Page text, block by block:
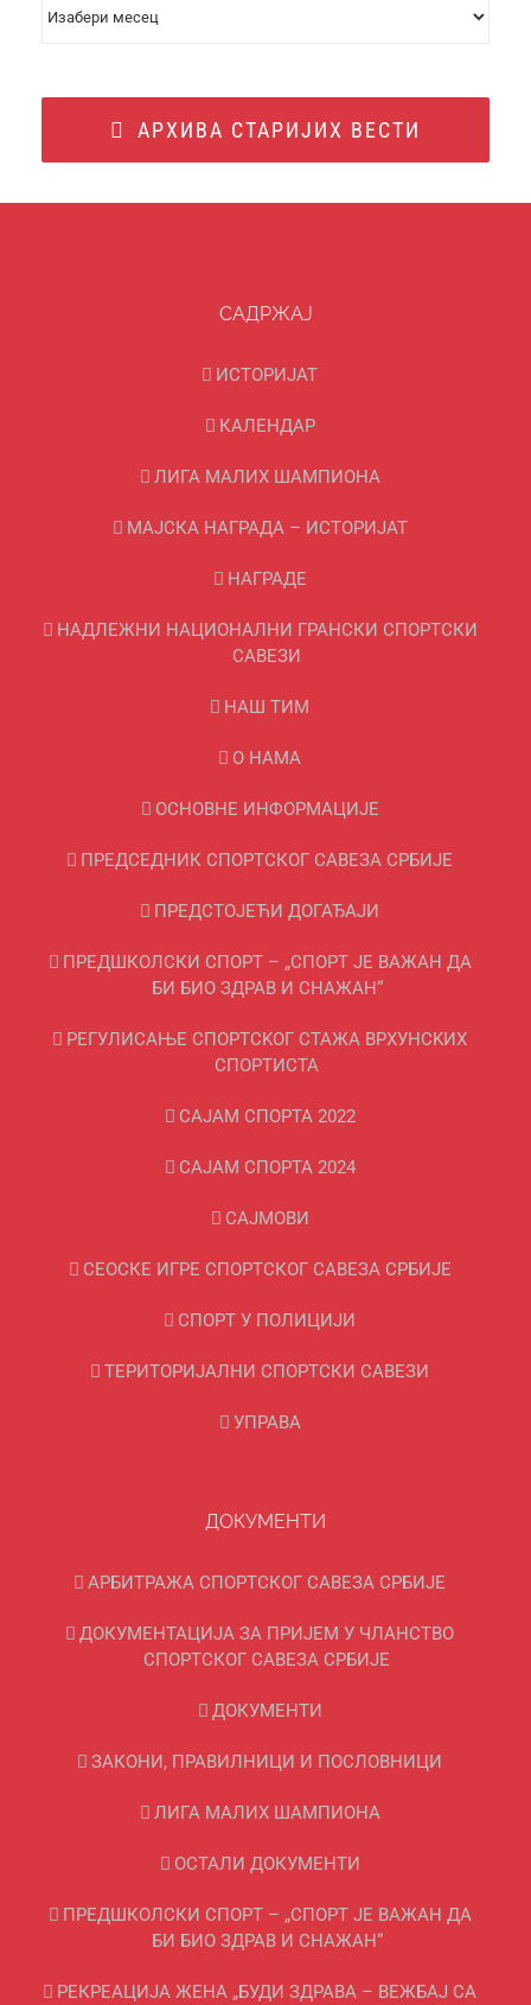
ВЕСТИ
АРХИВА СТАРИЈИХ ВЕСТИ
САДРЖАЈ
ИСТОРИЈАТ
КАЛЕНДАР
ЛИГА МАЛИХ ШАМПИОНА
МАЈСКА НАГРАДА – ИСТОРИЈАТ
НАГРАДЕ
НАДЛЕЖНИ НАЦИОНАЛНИ ГРАНСКИ СПОРТСКИ
САВЕЗИ
НАШ ТИМ
О НАМА
ОСНОВНЕ ИНФОРМАЦИЈЕ
ПРЕДСЕДНИК СПОРТСКОГ САВЕЗА СРБИЈЕ
ПРЕДСТОЈЕЋИ ДОГАЂАЈИ
ПРЕДШКОЛСКИ СПОРТ – „СПОРТ ЈЕ ВАЖАН ДА
БИ БИО ЗДРАВ И СНАЖАН“
РЕГУЛИСАЊЕ СПОРТСKОГ СТАЖА ВРХУНСKИХ
СПОРТИСТА
САЈАМ СПОРТА 2022
САЈАМ СПОРТА 2024
САЈМОВИ
СЕОСКЕ ИГРЕ СПОРТСКОГ САВЕЗА СРБИЈЕ
СПОРТ У ПОЛИЦИЈИ
ТЕРИТОРИЈАЛНИ СПОРТСКИ САВЕЗИ
УПРАВА
ДОКУМЕНТИ
АРБИТРАЖА СПОРТСКОГ САВЕЗА СРБИЈЕ
ДОКУМЕНТАЦИЈА ЗА ПРИЈЕМ У ЧЛАНСТВО
СПОРТСКОГ САВЕЗА СРБИЈЕ
ДОКУМЕНТИ
ЗАКОНИ, ПРАВИЛНИЦИ И ПОСЛОВНИЦИ
ЛИГА МАЛИХ ШАМПИОНА
ОСТАЛИ ДОКУМЕНТИ
ПРЕДШКОЛСКИ СПОРТ – „СПОРТ ЈЕ ВАЖАН ДА
БИ БИО ЗДРАВ И СНАЖАН“
РЕКРЕАЦИЈА ЖЕНА „БУДИ ЗДРАВА – ВЕЖБАЈ СА